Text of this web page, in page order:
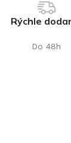
Rýchle
Do 48h